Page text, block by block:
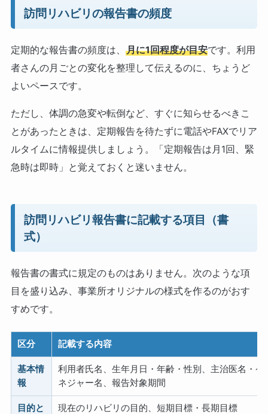
訪問リハビリの報告書の頻度
定期的な報告書の頻度は、 月に1回程度が目安です。利用
者さんの月ごとの変化を整理して伝えるのに、ちょうど
よいペースです。
ただし、体調の急変や転倒など、すぐに知らせるべきこ
とがあったときは、定期報告を待たずに電話やFAXでリア
ルタイムに情報提供しましょう。「定期報告は月1回、緊
急時は即時」と覚えておくと迷いません。
訪問リハビリ報告書に記載する項目（書
式）
報告書の書式に規定のものはありません。次のような項
目を盛り込み、事業所オリジナルの様式を作るのがおす
すめです。
区分 記載する内容
基本情
報
利用者氏名、生年月日・年齢・性別、主治医名・ケ
ネジャー名、報告対象期間
目的と
現在のリハビリの目的、短期目標・長期目標